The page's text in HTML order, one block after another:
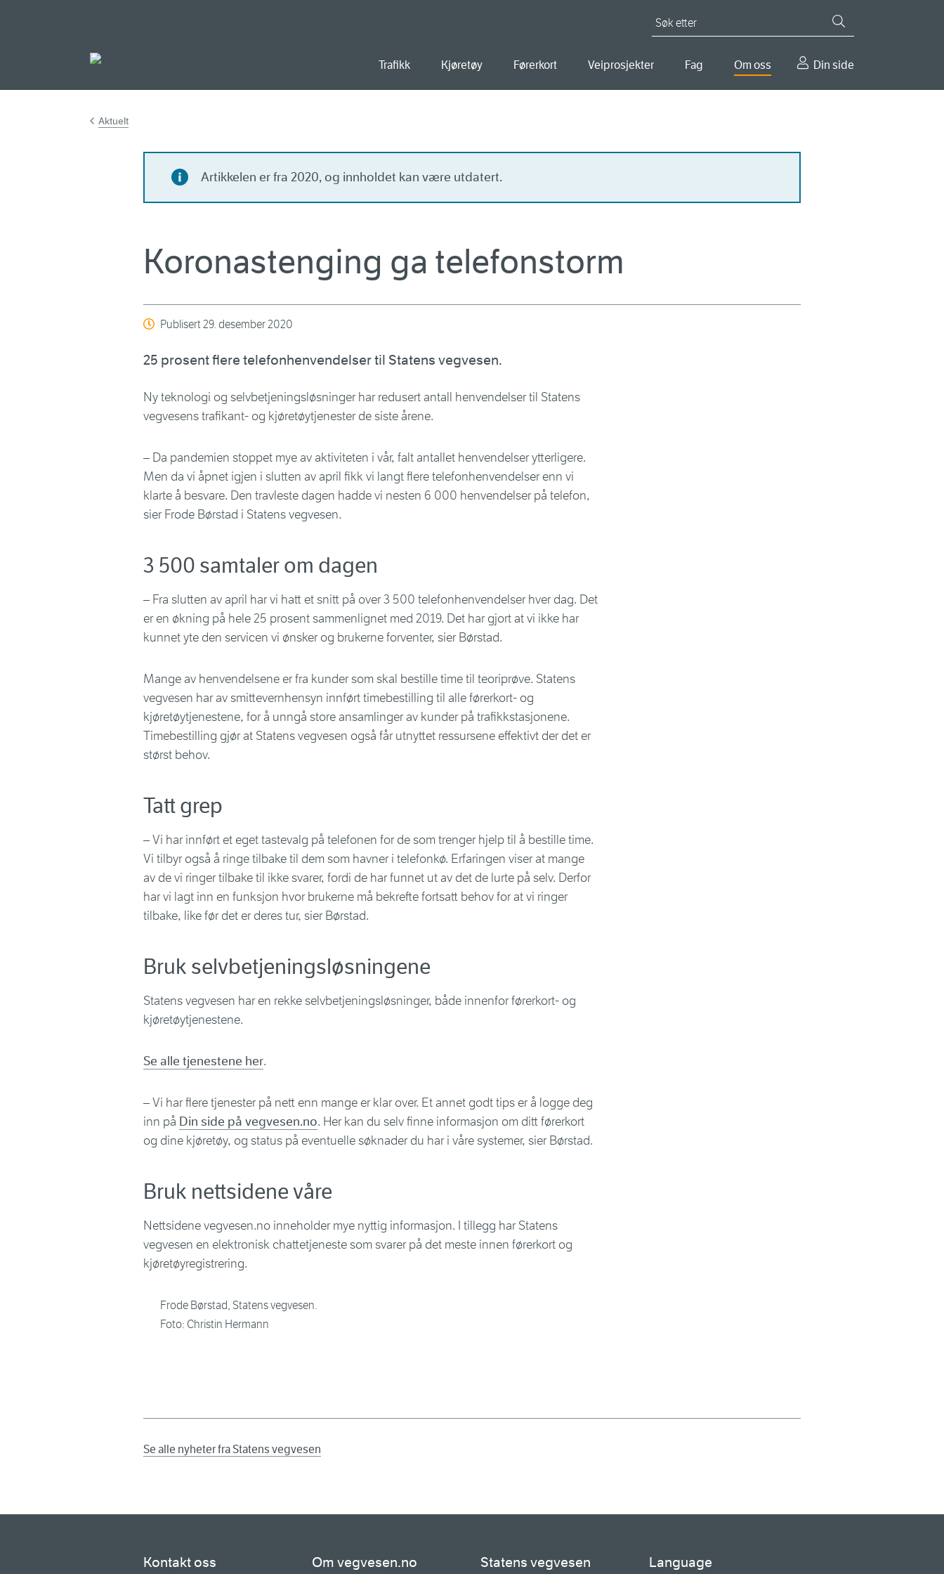
Trafikk Kjøretøy Førerkort Veiprosjekter Fag Om oss Din side
Aktuelt
Artikkelen er fra 2020, og innholdet kan være utdatert.
Koronastenging ga telefonstorm
Publisert29. desember 2020
25 prosent flere telefonhenvendelser til Statens vegvesen.
Ny teknologi og selvbetjeningsløsninger har redusert antall henvendelser til Statens
vegvesens trafikant- og kjøretøytjenester de siste årene.
– Da pandemien stoppet mye av aktiviteten i vår, falt antallet henvendelser ytterligere.
Men da vi åpnet igjen i slutten av april fikk vi langt flere telefonhenvendelser enn vi
klarte å besvare. Den travleste dagen hadde vi nesten 6 000 henvendelser på telefon,
sier Frode Børstad i Statens vegvesen.
3 500 samtaler om dagen
– Fra slutten av april har vi hatt et snitt på over 3 500 telefonhenvendelser hver dag. Det
er en økning på hele 25 prosent sammenlignet med 2019. Det har gjort at vi ikke har
kunnet yte den servicen vi ønsker og brukerne forventer, sier Børstad.
Mange av henvendelsene er fra kunder som skal bestille time til teoriprøve. Statens
vegvesen har av smittevernhensyn innført timebestilling til alle førerkort- og
kjøretøytjenestene, for å unngå store ansamlinger av kunder på trafikkstasjonene.
Timebestilling gjør at Statens vegvesen også får utnyttet ressursene effektivt der det er
størst behov.
Tatt grep
– Vi har innført et eget tastevalg på telefonen for de som trenger hjelp til å bestille time.
Vi tilbyr også å ringe tilbake til dem som havner i telefonkø. Erfaringen viser at mange
av de vi ringer tilbake til ikke svarer, fordi de har funnet ut av det de lurte på selv. Derfor
har vi lagt inn en funksjon hvor brukerne må bekrefte fortsatt behov for at vi ringer
tilbake, like før det er deres tur, sier Børstad.
Bruk selvbetjeningsløsningene
Statens vegvesen har en rekke selvbetjeningsløsninger, både innenfor førerkort- og
kjøretøytjenestene.
Se alle tjenestene her.
– Vi har flere tjenester på nett enn mange er klar over. Et annet godt tips er å logge deg
inn på Din side på vegvesen.no. Her kan du selv finne informasjon om ditt førerkort
og dine kjøretøy, og status på eventuelle søknader du har i våre systemer, sier Børstad.
Bruk nettsidene våre
Nettsidene vegvesen.no inneholder mye nyttig informasjon. I tillegg har Statens
vegvesen en elektronisk chattetjeneste som svarer på det meste innen førerkort og
kjøretøyregistrering.
Frode Børstad, Statens vegvesen.
Foto: Christin Hermann
Se alle nyheter fra Statens vegvesen
Kontakt oss Om vegvesen.no Statens vegvesen Language